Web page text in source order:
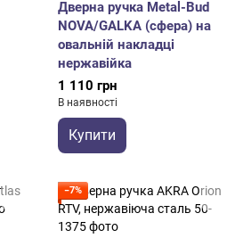
Дверна ручка Metal-Bud
NOVA/GALKA (сфера) на
овальній накладці
нержавійка
1 110 грн
В наявності
Купити
−7%